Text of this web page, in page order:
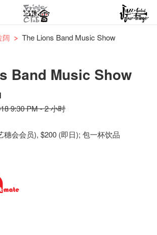
阔
The Lions Band Music Show
Band Music Show
9:30 PM - 2 小时
穗会会员), $200 (即日); 包一杯饮品